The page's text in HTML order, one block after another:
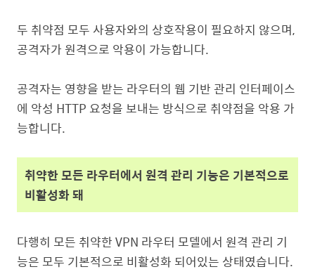
두 취약점 모두 사용자와의 상호작용이 필요하지 않으며,
공격자가 원격으로 악용이 가능합니다.
공격자는 영향을 받는 라우터의 웹 기반 관리 인터페이스
에 악성 HTTP 요청을 보내는 방식으로 취약점을 악용 가
능합니다.
취약한 모든 라우터에서 원격 관리 기능은 기본적으로
비활성화 돼
다행히 모든 취약한VPN 라우터 모델에서 원격 관리 기
능은 모두 기본적으로 비활성화 되어있는 상태였습니다.